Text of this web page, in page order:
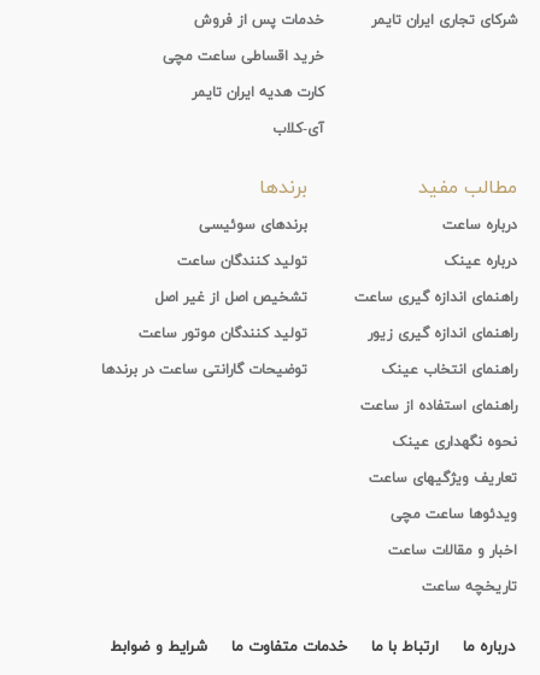
شرکای تجاری ایران تایمر
خدمات پس از فروش
خرید اقساطی ساعت مچی
کارت هدیه ایران تایمر
آی-کلاب
مطالب مفید
درباره ساعت
درباره عینک
راهنمای اندازه گیری ساعت
راهنمای اندازه گیری زیور
راهنمای انتخاب عینک
راهنمای استفاده از ساعت
نحوه نگهداری عینک
تعاریف ویژگیهای ساعت
ویدئوها ساعت مچی
اخبار و مقالات ساعت
تاریخچه ساعت
برندها
برندهای سوئیسی
تولید کنندگان ساعت
تشخیص اصل از غیر اصل
تولید کنندگان موتور ساعت
توضیحات گارانتی ساعت در برندها
درباره ما ارتباط با ما خدمات متفاوت ما
شرایط و ضوابط